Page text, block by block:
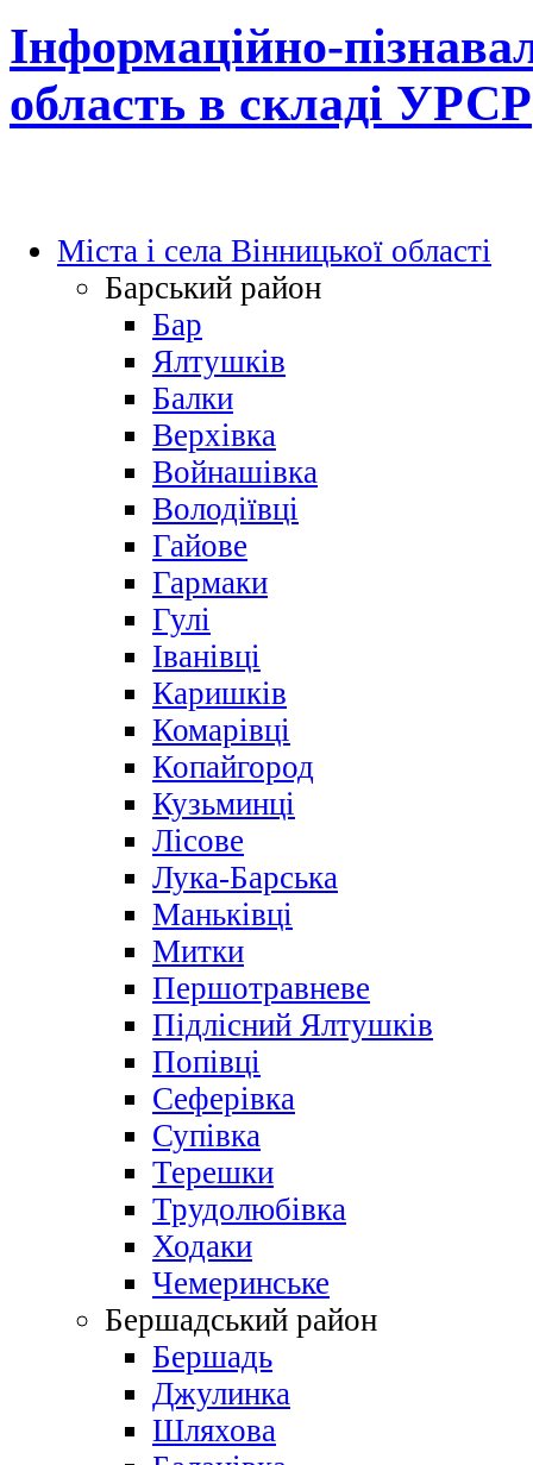
Інформаційно-
область в складі УРСР
Міста і села Вінницької області
Барський район
Бар
Ялтушків
Балки
Верхівка
Войнашівка
Володіївці
Гайове
Гармаки
Гулі
Іванівці
Каришків
Комарівці
Копайгород
Кузьминці
Лісове
Лука-Барська
Маньківці
Митки
Першотравневе
Підлісний Ялтушків
Попівці
Сеферівка
Супівка
Терешки
Трудолюбівка
Ходаки
Чемеринське
Бершадський район
Бершадь
Джулинка
Шляхова